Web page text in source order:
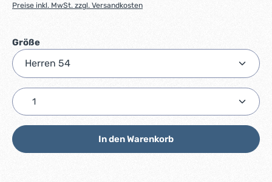
Preise inkl. MwSt. zzgl. Versandkosten
Größeauswählen
Produkt Anzahl: Gib den gewünschten Wert ein
In den Warenkorb